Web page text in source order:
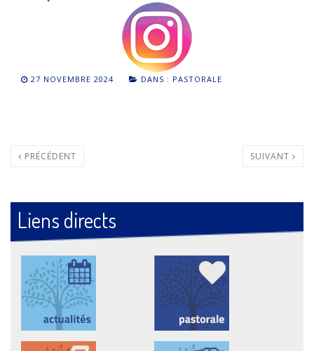
27 NOVEMBRE 2024 DANS : PASTORALE
PRÉCÉDENT SUIVANT
Liens directs